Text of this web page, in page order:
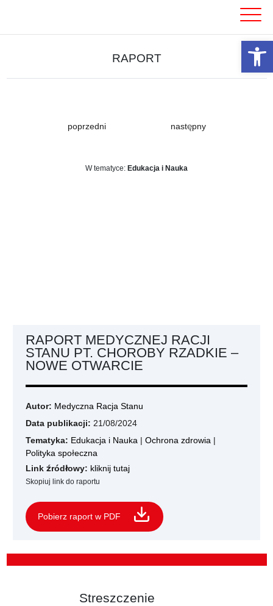
RAPORT
poprzedni następny
W tematyce: Edukacja i Nauka
RAPORT MEDYCZNEJ RACJI
STANU PT. CHOROBY RZADKIE –
NOWE OTWARCIE
Autor: Medyczna Racja Stanu
Data publikacji: 21/08/2024
Tematyka: Edukacja i Nauka | Ochrona zdrowia |
Polityka społeczna
Link źródłowy: kliknij tutaj
Skopiuj link do raportu
Pobierz raport w PDF
Streszczenie